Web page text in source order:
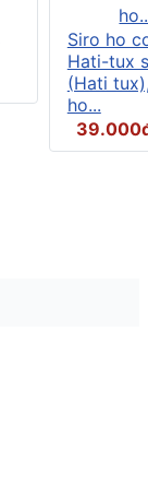
Siro ho
Hati-tux
(Hati
ho...